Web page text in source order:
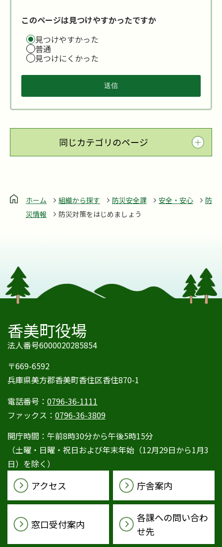
このページは見つけやすかったですか
見つけやすかった
普通
見つけにくかった
同じカテゴリのページ
ホーム 組織から探す 防災安全課 安全・安心
防
災情報
防災対策をはじめましょう
香美町役場
法人番号6000020285854
〒669-6592
兵庫県美方郡香美町香住区香住870-1
電話番号： 0796-36-1111
ファックス： 0796-36-3809
開庁時間：午前8時30分から午後5時15分
（土曜・日曜・祝日および年末年始（12月29日から1月3
日）を除く）
アクセス 庁舎案内
窓口受付案内
各課への問い合わ
せ先